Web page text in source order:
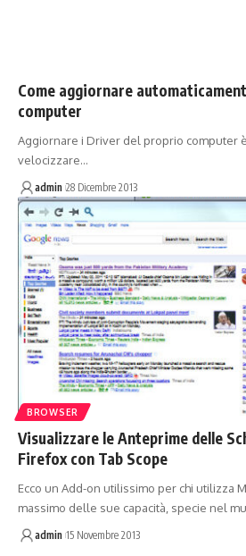
Come aggiornare
computer
Aggiornare i Driver del proprio computer
velocizzare…
admin 28 Dicembre 2013
BROWSER
Visualizzare le Anteprime delle
Firefox con Tab Scope
Ecco un Add-on utilissimo per chi utilizza
massimo delle sue capacità, specie nel
admin 15 Novembre 2013